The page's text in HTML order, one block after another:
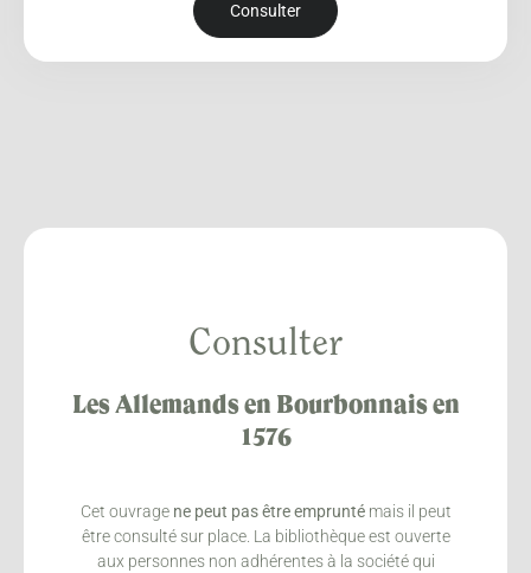
Consulter
Consulter
Les Allemands en Bourbonnais en
1576
Cet ouvrage ne peut pas être empruntémais il peut
être consulté sur place. La bibliothèque est ouverte
aux personnes non adhérentes à la société qui